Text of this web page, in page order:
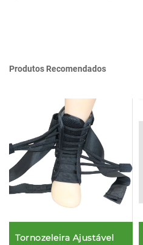
Produtos Recomendados
Tornozeleira Ajustável